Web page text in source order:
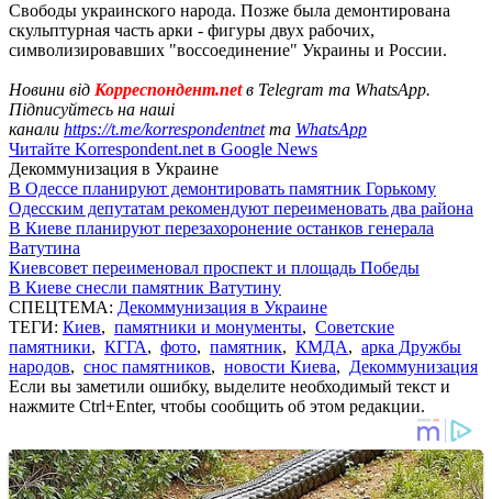
Свободы украинского народа. Позже была демонтирована
скульптурная часть арки - фигуры двух рабочих,
символизировавших "воссоединение" Украины и России.
Новини від Корреспондент.netв Telegram та WhatsApp.
Підписуйтесь на наші
канали https://t.me/korrespondentnetта WhatsApp
Читайте Korrespondent.net в Google News
Декоммунизация в Украине
В Одессе планируют демонтировать памятник Горькому
Одесским депутатам рекомендуют переименовать два района
В Киеве планируют перезахоронение останков генерала
Ватутина
Киевсовет переименовал проспект и площадь Победы
В Киеве снесли памятник Ватутину
СПЕЦТЕМА: Декоммунизация в Украине
ТЕГИ: Киев, памятники и монументы, Советские
памятники, КГГА, фото, памятник, КМДА, арка Дружбы
народов, снос памятников, новости Киева, Декоммунизация
Если вы заметили ошибку, выделите необходимый текст и
нажмите Ctrl+Enter, чтобы сообщить об этом редакции.